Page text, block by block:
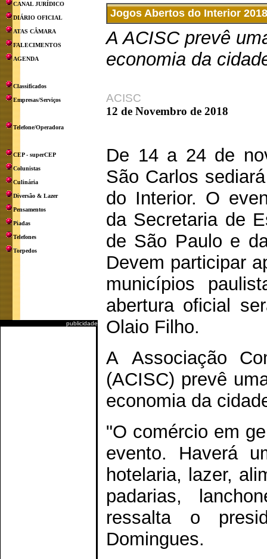
CANAL JURÍDICO
DIÁRIO OFICIAL
ATAS CÂMARA
FALECIMENTOS
AGENDA
Classificados
Empresas/Serviços
Telefone/Operadora
CEP - superCEP
Colunistas
Culinária
Diversão & Lazer
Pensamentos
Piadas
Telefones
Torpedos
publicidade
Jogos Abertos do Interior
A ACISC prevê
economia da
ACISC
12 de Novembro de 2018
De 14 a 24 de
São Carlos
do Interior. O
da Secretaria de
de São Paulo e
Devem participar
municípios
abertura oficial
Olaio Filho.
A Associação
(ACISC) prevê
economia da
"O comércio em
evento. Haverá
hotelaria, lazer,
padarias,
ressalta o
Domingues.